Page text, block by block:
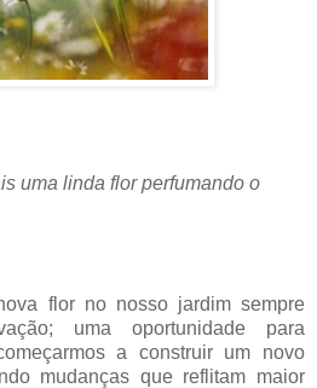
uma linda flor perfumando o
flor no nosso jardim sempre
uma oportunidade para
a construir um novo
mudanças que reflitam maior